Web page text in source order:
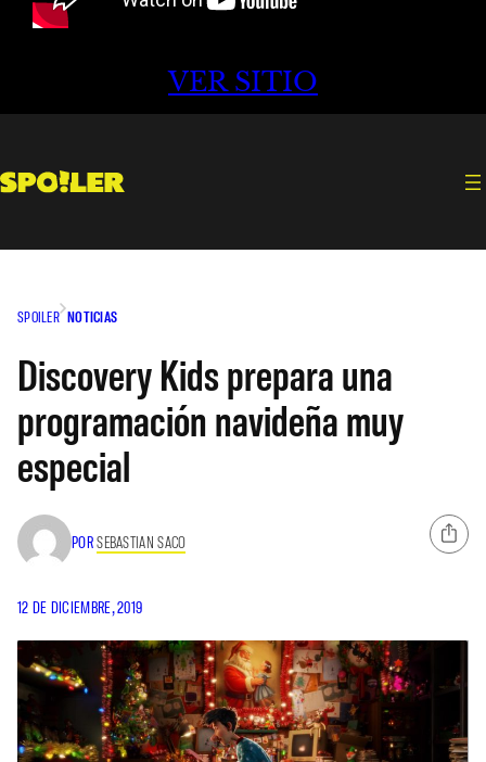
VER SITIO
SPOILER NOTICIAS
Discovery Kids prepara una
programación navideña muy
especial
PORSEBASTIAN SACO
12 DE DICIEMBRE, 2019